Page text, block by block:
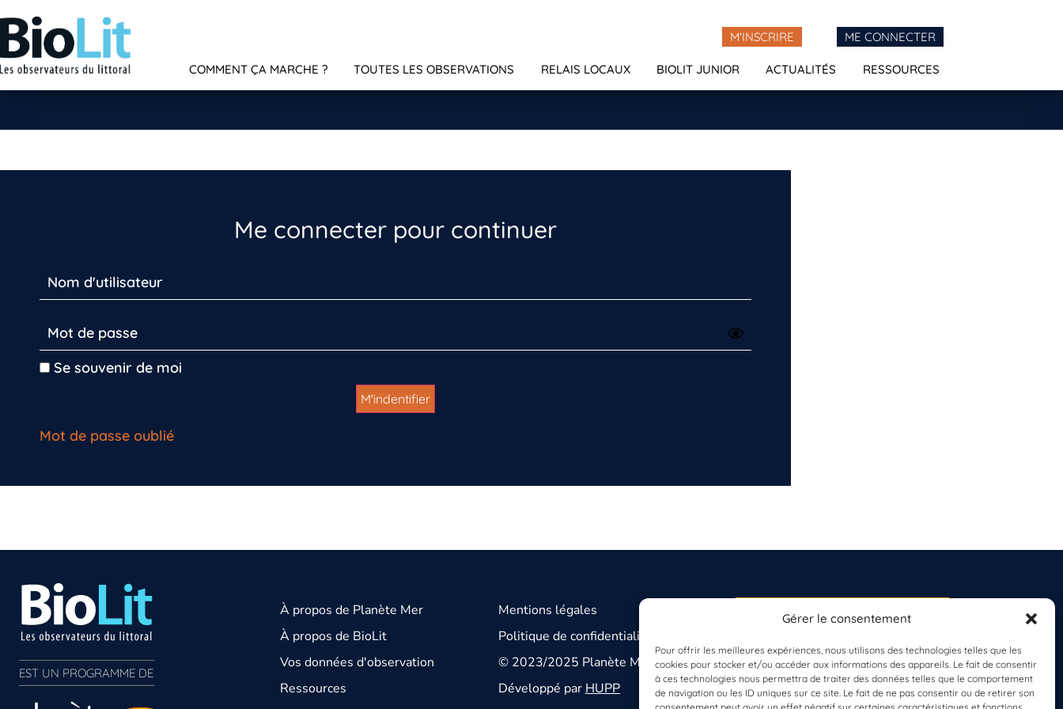
Gérer le consentement
Pour offrir les meilleures expériences, nous utilisons des technologies telles que les
cookies pour stocker et/ou accéder aux informations des appareils. Le fait de consentir
à ces technologies nous permettra de traiter des données telles que le comportement
de navigation ou les ID uniques sur ce site. Le fait de ne pas consentir ou de retirer son
M'INSCRIRE ME CONNECTER
COMMENT ÇA MARCHE ? TOUTES LES OBSERVATIONS RELAIS LOCAUX BIOLIT JUNIOR ACTUALITÉS RESSOURCES
Me connecter pour continuer
Se souvenir de moi
Mot de passe oublié
EST UN PROGRAMME DE
À propos de Planète Mer
À propos de BioLit
Vos données d'observation
Ressources
Mentions légales
Politique de confidentialité
© 2023/2025 Planète Mer
Développé parHUPP
S'INSCRIRE À LA
PLANÈTE MER